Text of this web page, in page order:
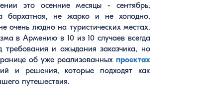
об уже реализованных проектах
и решения, которые подходят как
путешествия.